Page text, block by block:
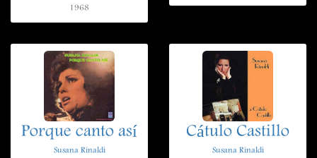
1968
Porque canto así
Susana Rinaldi
Cátulo Castillo
Susana Rinaldi